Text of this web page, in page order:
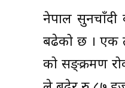
नेपाल सुनचाँदी
बढेको छ । एक
को सङ्क्रमण